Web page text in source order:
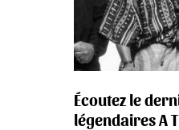
Écoutez le
légendaires A